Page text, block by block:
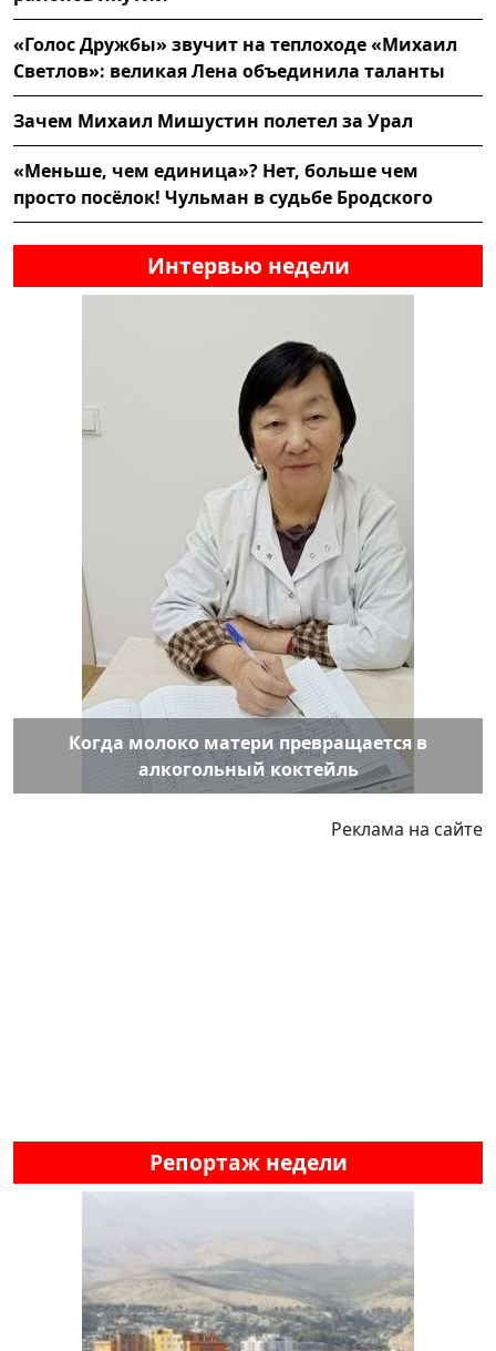
«Голос Дружбы» звучит на теплоходе «Михаил
Светлов»: великая Лена объединила таланты
Зачем Михаил Мишустин полетел за Урал
«Меньше, чем единица»? Нет, больше чем
просто посёлок! Чульман в судьбе Бродского
Интервью недели
Когда молоко матери превращается в
алкогольный коктейль
Реклама на сайте
Репортаж недели